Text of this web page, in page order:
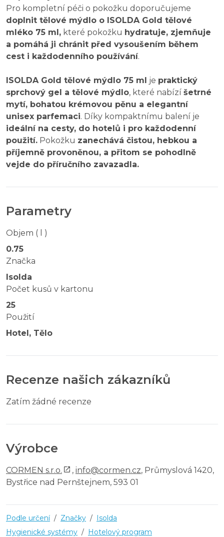
Pro kompletní péči o pokožku doporučujeme
doplnit tělové mýdlo o ISOLDA Gold tělové
mléko 75 ml, které pokožku hydratuje, zjemňuje
a pomáhá ji chránit před vysoušením během
cest i každodenního používání.
ISOLDA Gold tělové mýdlo 75 ml je praktický
sprchový gel a tělové mýdlo, které nabízí šetrné
mytí, bohatou krémovou pěnu a elegantní
unisex parfemaci. Díky kompaktnímu balení je
ideální na cesty, do hotelů i pro každodenní
použití. Pokožku zanechává čistou, hebkou a
příjemně provoněnou, a přitom se pohodlně
vejde do příručního zavazadla.
Parametry
Objem ( l )
0.75
Značka
Isolda
Počet kusů v kartonu
25
Použití
Hotel, Tělo
Recenze našich zákazníků
Zatím žádné recenze
Výrobce
CORMEN s.r.o. , info@cormen.cz, Průmyslová 1420,
Bystřice nad Pernštejnem, 593 01
Podle určení / Značky / Isolda
Hygienické systémy / Hotelový program